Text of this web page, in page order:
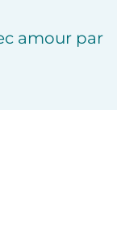
amour par